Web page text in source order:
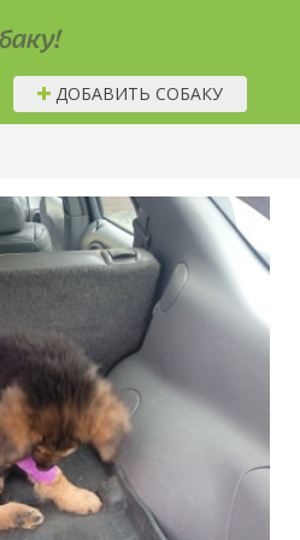
ДОБАВИТЬ СОБАКУ